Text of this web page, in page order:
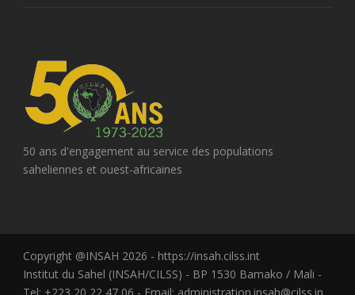
50 ans d'engagement au service des populations
saheliennes et ouest-africaines
Copyright @INSAH 2026 - https://insah.cilss.int
Institut du Sahel (INSAH/CILSS) - BP 1530 Bamako / Mali -